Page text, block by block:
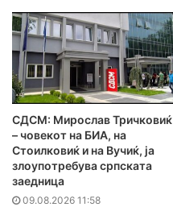
СДСМ: Мирослав Тричковиќ
– човекот на БИА, на
Стоилковиќ и на Вучиќ, ја
злоупотребува српската
заедница
09.08.2026 11:58